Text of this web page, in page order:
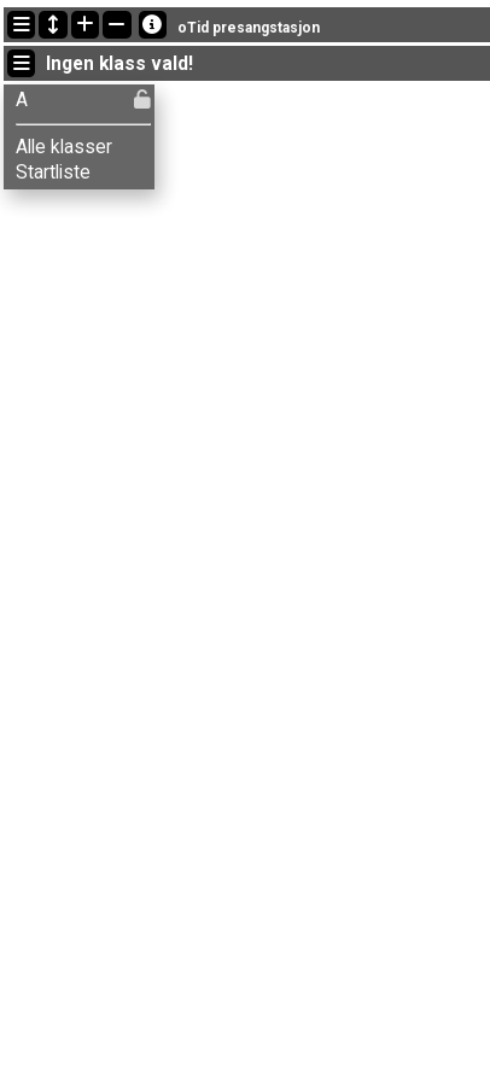
Senaste passeringarna
20:42:17: Geir Myhr Øien (A) fick ny status: diskv.
15:10:29: Jon-Anders Bordal (
15:10:28: Kristian S. Førde (A) fick ny status: diskv.
oTid presangstasjon
Ingen klass vald!
A
Alle klasser
Startliste